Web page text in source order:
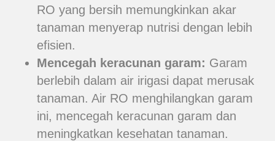
RO yang bersih memungkinkan akar
tanaman menyerap nutrisi dengan lebih
efisien.
Mencegah keracunan garam: Garam
berlebih dalam air irigasi dapat merusak
tanaman. Air RO menghilangkan garam
ini, mencegah keracunan garam dan
meningkatkan kesehatan tanaman.